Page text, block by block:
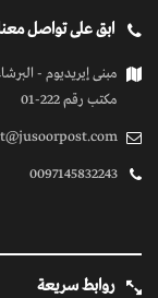
ابق على تواصل
مبنى إيريديوم -
مكتب رقم 222-01
0097145832243
روابط سريعة